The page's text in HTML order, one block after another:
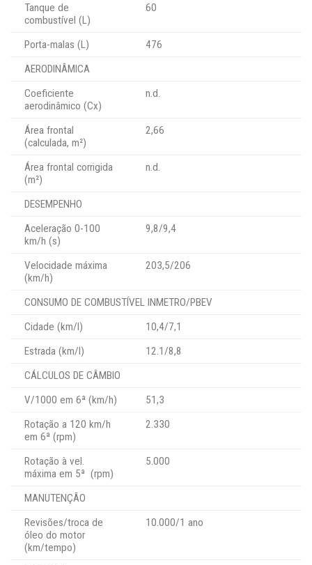
Tanque de
combustível (L)
60
Porta-malas (L)
476
AERODINÂMICA
Coeficiente
aerodinâmico (Cx)
n.d.
Área frontal
(calculada, m²)
2,66
Área frontal corrigida
(m²)
n.d.
DESEMPENHO
Aceleração 0-100
km/h (s)
9,8/9,4
Velocidade máxima
(km/h)
203,5/206
CONSUMO DE COMBUSTÍVEL INMETRO/PBEV
Cidade (km/l)
10,4/7,1
Estrada (km/l)
12.1/8,8
CÁLCULOS DE CÂMBIO
V/1000 em 6ª (km/h)
51,3
Rotação a 120 km/h
em 6ª (rpm)
2.330
Rotação à vel.
máxima em 5ª (rpm)
5.000
MANUTENÇÃO
Revisões/troca de
óleo do motor
(km/tempo)
10.000/1 ano